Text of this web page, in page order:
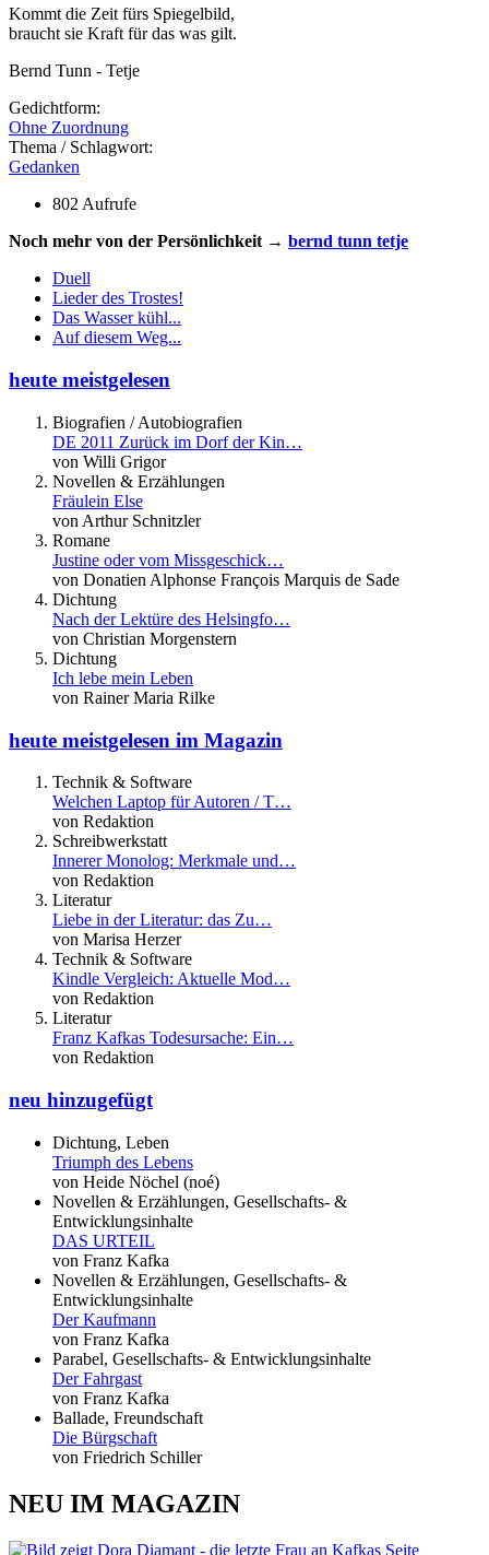
Kommt die Zeit fürs Spiegelbild,
braucht sie Kraft für das was gilt.
Bernd Tunn - Tetje
Gedichtform:
Ohne Zuordnung
Thema / Schlagwort:
Gedanken
802 Aufrufe
Noch mehr von der Persönlichkeit → bernd tunn tetje
Duell
Lieder des Trostes!
Das Wasser kühl...
Auf diesem Weg...
heute meistgelesen
Biografien / Autobiografien
DE 2011 Zurück im Dorf der Kin…
von Willi Grigor
Novellen & Erzählungen
Fräulein Else
von Arthur Schnitzler
Romane
Justine oder vom Missgeschick…
von Donatien Alphonse François Marquis de Sade
Dichtung
Nach der Lektüre des Helsingfo…
von Christian Morgenstern
Dichtung
Ich lebe mein Leben
von Rainer Maria Rilke
heute meistgelesen im Magazin
Technik & Software
Welchen Laptop für Autoren / T…
von Redaktion
Schreibwerkstatt
Innerer Monolog: Merkmale und…
von Redaktion
Literatur
Liebe in der Literatur: das Zu…
von Marisa Herzer
Technik & Software
Kindle Vergleich: Aktuelle Mod…
von Redaktion
Literatur
Franz Kafkas Todesursache: Ein…
von Redaktion
neu hinzugefügt
Dichtung, Leben
Triumph des Lebens
von Heide Nöchel (noé)
Novellen & Erzählungen, Gesellschafts- &
Entwicklungsinhalte
DAS URTEIL
von Franz Kafka
Novellen & Erzählungen, Gesellschafts- &
Entwicklungsinhalte
Der Kaufmann
von Franz Kafka
Parabel, Gesellschafts- & Entwicklungsinhalte
Der Fahrgast
von Franz Kafka
Ballade, Freundschaft
Die Bürgschaft
von Friedrich Schiller
NEU IM MAGAZIN